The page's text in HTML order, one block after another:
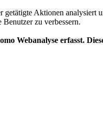
Aktionen
zu verbessern.
Webanalyse erfasst.